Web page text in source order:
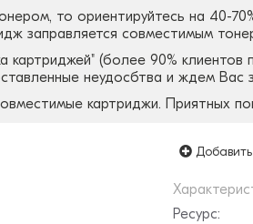
то ориентируйтесь на 40-
заправляется совместимым
картриджей" (более 90%
неудосбтва и ждем Вас
картриджи. Приятных
Ресурс: